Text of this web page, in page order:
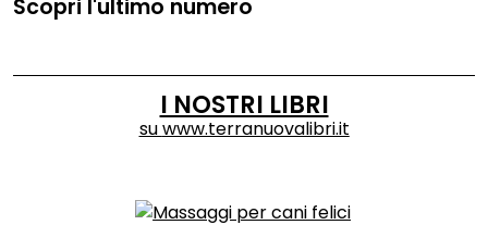
Scopri l'ultimo numero
I NOSTRI LIBRI
suwww.terranuovalibri.it